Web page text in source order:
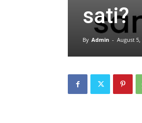
sati?
By Admin - August 5,